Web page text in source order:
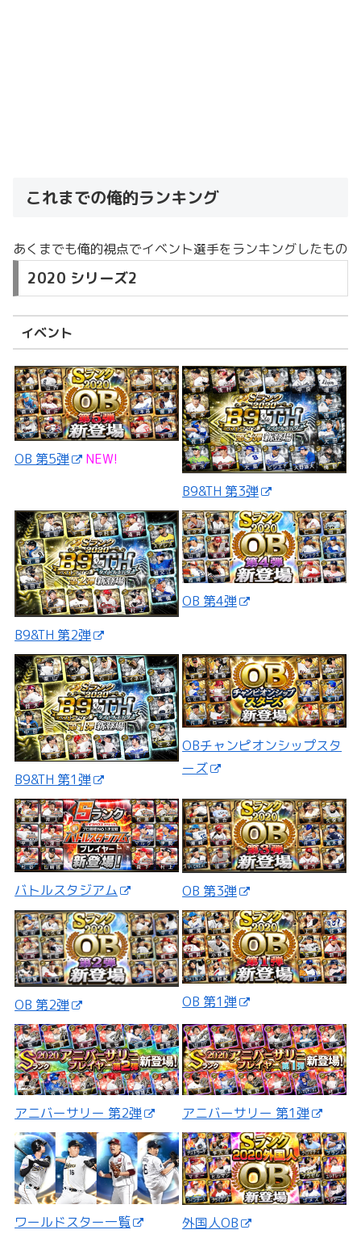
これまでの俺的ランキング
あくまでも俺的視点でイベント選手をランキングしたもの
2020 シリーズ2
イベント
OB 第5弾
NEW!
B9&TH 第3弾
B9&TH 第2弾
OB 第4弾
B9&TH 第1弾
OBチャンピオンシップスタ
ーズ
バトルスタジアム OB 第3弾
OB 第2弾 OB 第1弾
アニバーサリー 第2弾 アニバーサリー 第1弾
ワールドスター一覧 外国人OB